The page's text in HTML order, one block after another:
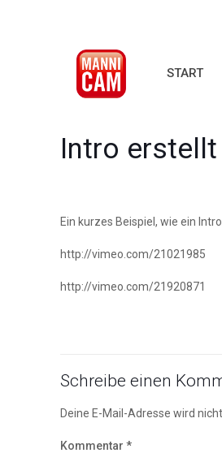
START
Intro
Ein kurzes Beispiel, wie ein
http://vimeo.com/21021985
http://vimeo.com/21920871
Schreibe einen
Deine E-Mail-Adresse wird
Kommentar *